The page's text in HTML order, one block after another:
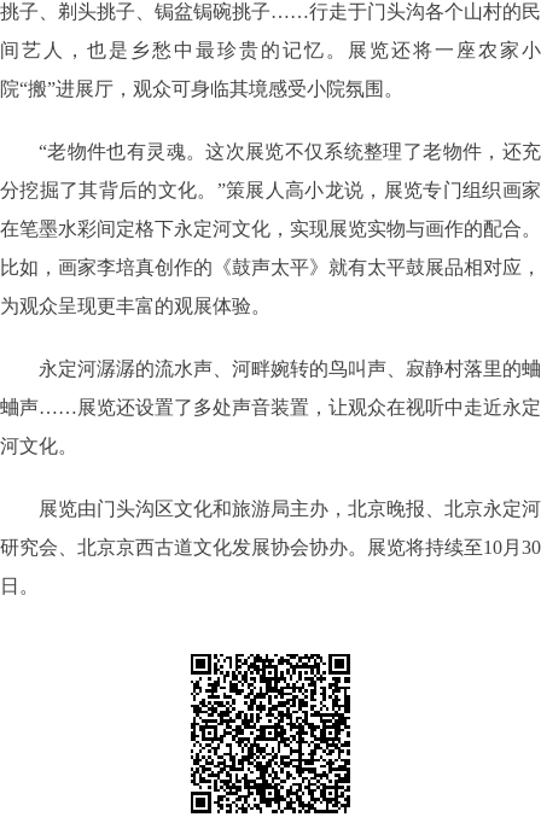
挑子、剃头挑子、锔盆锔碗挑子……行走于门头沟各个山村的民
间艺人，也是乡愁中最珍贵的记忆。展览还将一座农家小
院“搬”进展厅，观众可身临其境感受小院氛围。
“老物件也有灵魂。这次展览不仅系统整理了老物件，还充
分挖掘了其背后的文化。”策展人高小龙说，展览专门组织画家
在笔墨水彩间定格下永定河文化，实现展览实物与画作的配合。
比如，画家李培真创作的《鼓声太平》就有太平鼓展品相对应，
为观众呈现更丰富的观展体验。
永定河潺潺的流水声、河畔婉转的鸟叫声、寂静村落里的蛐
蛐声……展览还设置了多处声音装置，让观众在视听中走近永定
河文化。
展览由门头沟区文化和旅游局主办，北京晚报、北京永定河
研究会、北京京西古道文化发展协会协办。展览将持续至10月30
日。